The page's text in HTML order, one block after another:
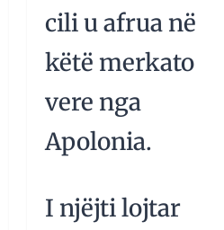
cili u afrua në
këtë merkato
vere nga
Apolonia.
I njëjti lojtar